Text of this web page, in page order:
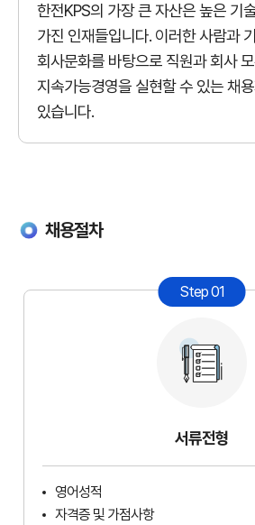
한전KPS의 가장 큰 자산은 높은 기
가진 인재들입니다. 이러한 사람과
회사문화를 바탕으로 직원과 회사
지속가능경영을 실현할 수 있는 채
있습니다.
채용절차
Step 01
서류전형
영어성적
자격증 및 가점사항